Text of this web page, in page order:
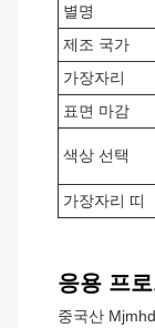
별명
제조 국가
가장자리
표면 마감
색상 선택
가장자리 띠
응용 프
중국산